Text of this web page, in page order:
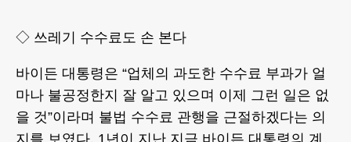
◇ 쓰레기 수수료도 손 본다
바이든 대통령은 “업체의 과도한 수수료 부과가 얼
마나 불공정한지 잘 알고 있으며 이제 그런 일은 없
을 것”이라며 불법 수수료 관행을 근절하겠다는 의